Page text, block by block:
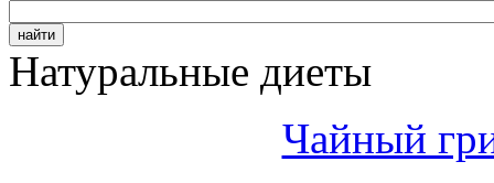
Натуральные диеты
Чайный